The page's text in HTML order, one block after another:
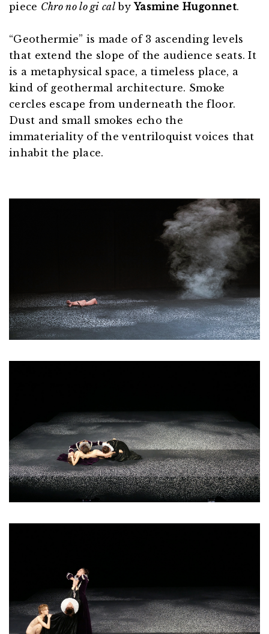
piece Chro no lo gi calbyYasmine Hugonnet.
“Geothermie” is made of 3 ascending levels
that extend the slope of the audience seats. It
is a metaphysical space, a timeless place, a
kind of geothermal architecture. Smoke
cercles escape from underneath the floor.
Dust and small smokes echo the
immateriality of the ventriloquist voices that
inhabit the place.